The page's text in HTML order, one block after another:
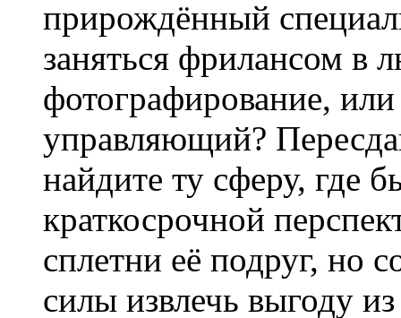
прирождённый
заняться фрилансом в
фотографирование,
управляющий?
найдите ту сферу, где
краткосрочной
сплетни её подруг, но
силы извлечь выгоду